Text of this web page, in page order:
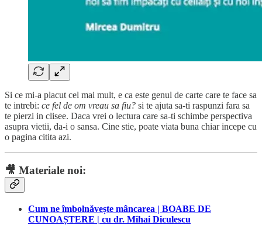
Si ce mi-a placut cel mai mult, e ca este genul de carte care te face sa
te intrebi: ce fel de om vreau sa fiu? si te ajuta sa-ti raspunzi fara sa
te pierzi in clisee. Daca vrei o lectura care sa-ti schimbe perspectiva
asupra vietii, da-i o sansa. Cine stie, poate viata buna chiar incepe cu
o pagina citita azi.
🎥 Materiale noi:
Cum ne îmbolnăvește mâncarea | BOABE DE
CUNOAȘTERE | cu dr. Mihai Diculescu